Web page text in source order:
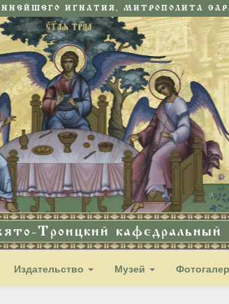
ИГНАТИЯ, МИТРОПОЛИТА
Троицкий кафедральный
Издательство Музей